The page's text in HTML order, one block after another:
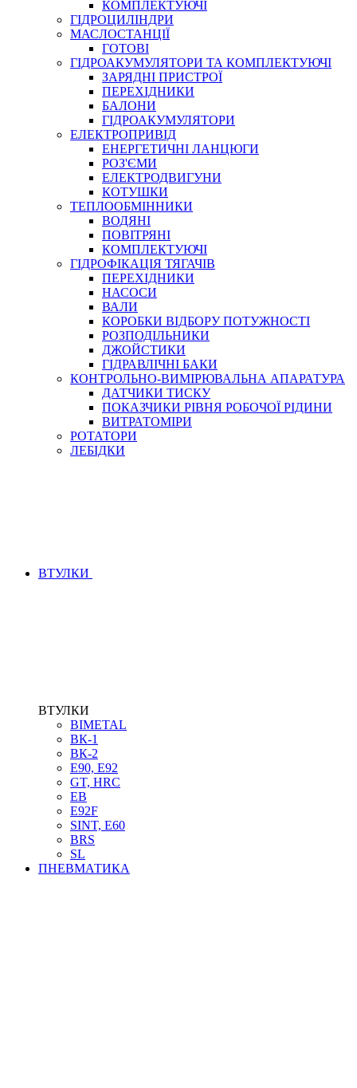
СПЕЦІАЛЬНІ
ГЕРМЕТИКИ
КЛЕЇ, ЦЕМЕНТИ, ЕПОКСИДКИ
РЕМОНТ ГІДРОЦИЛІНДРІВ
БОРЕКС, ЕО
КОМПЛЕКТУЮЧІ
ГІДРОЦИЛІНДРИ
МАСЛОСТАНЦІЇ
ГОТОВІ
ГІДРОАКУМУЛЯТОРИ ТА КОМПЛЕКТУЮЧІ
ЗАРЯДНІ ПРИСТРОЇ
ПЕРЕХІДНИКИ
БАЛОНИ
ГІДРОАКУМУЛЯТОРИ
ЕЛЕКТРОПРИВІД
ЕНЕРГЕТИЧНІ ЛАНЦЮГИ
РОЗ'ЄМИ
ЕЛЕКТРОДВИГУНИ
КОТУШКИ
ТЕПЛООБМІННИКИ
ВОДЯНІ
ПОВІТРЯНІ
КОМПЛЕКТУЮЧІ
ГІДРОФІКАЦІЯ ТЯГАЧІВ
ПЕРЕХІДНИКИ
НАСОСИ
ВАЛИ
КОРОБКИ ВІДБОРУ ПОТУЖНОСТІ
РОЗПОДІЛЬНИКИ
ДЖОЙСТИКИ
ГІДРАВЛІЧНІ БАКИ
КОНТРОЛЬНО-ВИМІРЮВАЛЬНА АПАРАТУРА
ДАТЧИКИ ТИСКУ
ПОКАЗЧИКИ РІВНЯ РОБОЧОЇ РІДИНИ
ВИТРАТОМІРИ
РОТАТОРИ
ЛЕБІДКИ
ВТУЛКИ
ВТУЛКИ
BIMETAL
ВК-1
ВК-2
Е90, E92
GT, HRC
EB
Е92F
SINT, E60
BRS
SL
ПНЕВМАТИКА